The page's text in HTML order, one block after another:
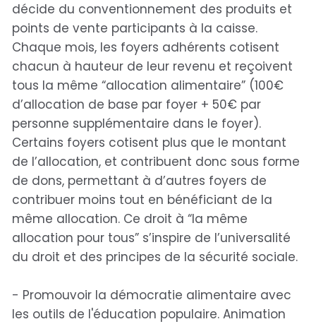
décide du conventionnement des produits et
points de vente participants à la caisse.
Chaque mois, les foyers adhérents cotisent
chacun à hauteur de leur revenu et reçoivent
tous la même “allocation alimentaire” (100€
d’allocation de base par foyer + 50€ par
personne supplémentaire dans le foyer).
Certains foyers cotisent plus que le montant
de l’allocation, et contribuent donc sous forme
de dons, permettant à d’autres foyers de
contribuer moins tout en bénéficiant de la
même allocation. Ce droit à “la même
allocation pour tous” s’inspire de l’universalité
du droit et des principes de la sécurité sociale.
- Promouvoir la démocratie alimentaire avec
les outils de l'éducation populaire. Animation